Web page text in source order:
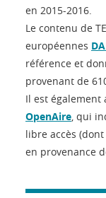
en 2015-2016.
Le contenu de
européennes
référence et
provenant de
Il est également
OpenAire, qui
libre accès
en provenance